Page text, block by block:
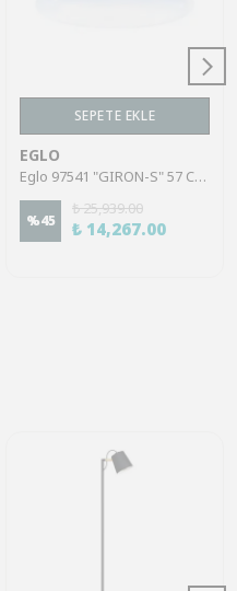
SEPETE EKLE
EGLO
Eglo 97541 "GIRON-S" 57 Cm Çapında Çelik Beyaz Tavan Armatürü
%45
₺ 25,939.00
₺ 14,267.00